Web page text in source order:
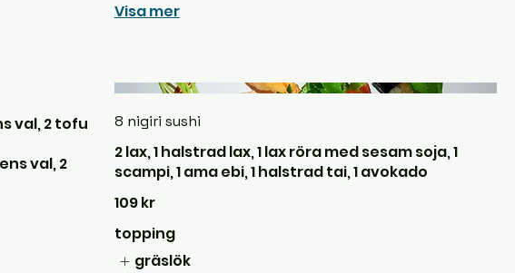
Visa mer
val, 2 tofu
val, 2
8 nigiri sushi
2 lax, 1 halstrad lax, 1 lax röra med sesam soja, 1
scampi, 1 ama ebi, 1 halstrad tai, 1 avokado
109 kr
topping
gräslök